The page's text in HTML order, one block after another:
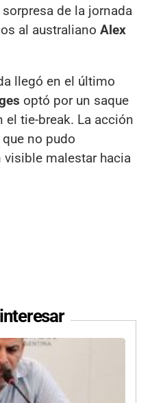
de la jornada
al australiano Alex
llegó en el último
optó por un saque
el tie-break. La acción
que no pudo
visible malestar hacia
interesar